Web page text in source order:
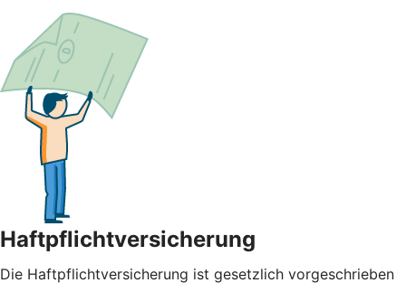
Haftpflichtversicherung
Die Haftpflichtversicherung ist gesetzlich vorgeschrieben